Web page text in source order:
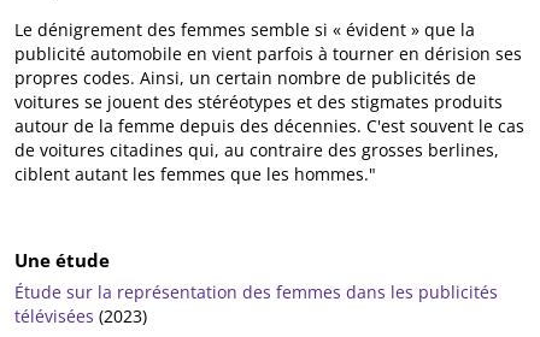
Le dénigrement des femmes semble si « évident » que la
publicité automobile en vient parfois à tourner en dérision ses
propres codes. Ainsi, un certain nombre de publicités de
voitures se jouent des stéréotypes et des stigmates produits
autour de la femme depuis des décennies. C'est souvent le cas
de voitures citadines qui, au contraire des grosses berlines,
ciblent autant les femmes que les hommes."
Une étude
Étude sur la représentation des femmes dans les publicités
télévisées (2023)